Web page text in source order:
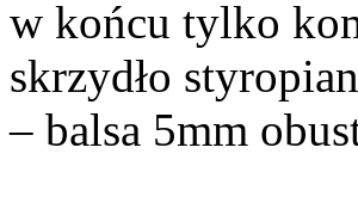
w końcu tylko
skrzydło
– balsa 5mm